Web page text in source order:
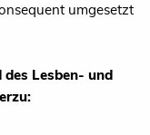
umgesetzt
Lesben- und